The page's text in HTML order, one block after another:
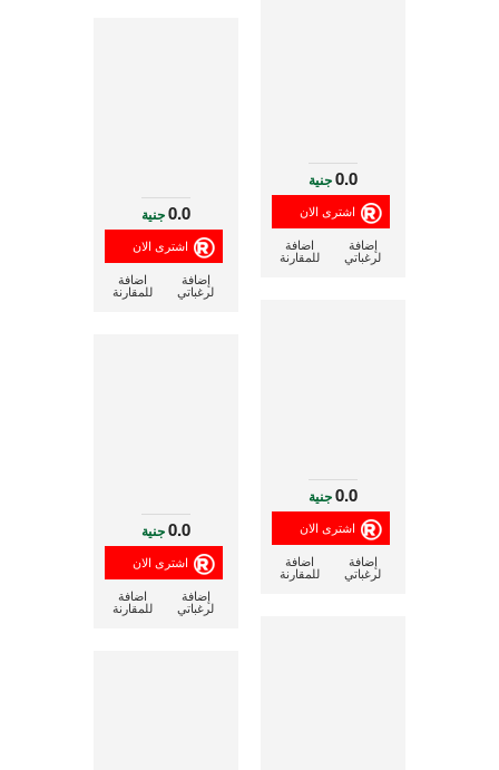
0.0جنية
إضافة
لرغباتي
اضافة
للمقارنة
0.0جنية
إضافة
لرغباتي
اضافة
للمقارنة
0.0جنية
إضافة
لرغباتي
اضافة
للمقارنة
0.0جنية
إضافة
لرغباتي
اضافة
للمقارنة